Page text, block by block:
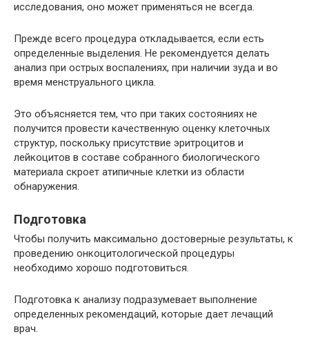
исследования, оно может применяться не всегда.
Прежде всего процедура откладывается, если есть
определенные выделения. Не рекомендуется делать
анализ при острых воспалениях, при наличии зуда и во
время менструального цикла.
Это объясняется тем, что при таких состояниях не
получится провести качественную оценку клеточных
структур, поскольку присутствие эритроцитов и
лейкоцитов в составе собранного биологического
материала скроет атипичные клетки из области
обнаружения.
Подготовка
Чтобы получить максимально достоверные результаты, к
проведению онкоцитологической процедуры
необходимо хорошо подготовиться.
Подготовка к анализу подразумевает выполнение
определенных рекомендаций, которые дает лечащий
врач.